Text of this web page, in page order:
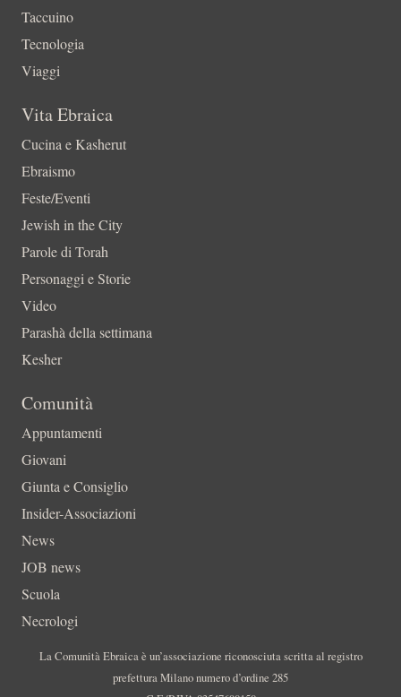
Taccuino
Tecnologia
Viaggi
Vita Ebraica
Cucina e Kasherut
Ebraismo
Feste/Eventi
Jewish in the City
Parole di Torah
Personaggi e Storie
Video
Parashà della settimana
Kesher
Comunità
Appuntamenti
Giovani
Giunta e Consiglio
Insider-Associazioni
News
JOB news
Scuola
Necrologi
La Comunità Ebraica è un’associazione riconosciuta scritta al registro
prefettura Milano numero d’ordine 285